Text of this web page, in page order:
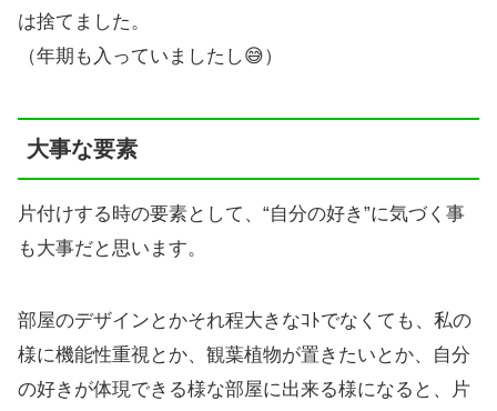
は捨てました。
（年期も入っていましたし😅）
大事な要素
片付けする時の要素として、“自分の好き”に気づく事
も大事だと思います。
部屋のデザインとかそれ程大きなｺﾄでなくても、私の
様に機能性重視とか、観葉植物が置きたいとか、自分
の好きが体現できる様な部屋に出来る様になると、片